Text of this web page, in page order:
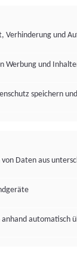
Verhinderung und
Werbung und
speichern
Daten aus
automatisch